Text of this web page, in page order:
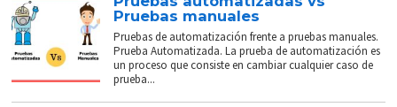
Pruebas manuales
Pruebas de automatización frente a pruebas manuales.
Prueba Automatizada. La prueba de automatización es
un proceso que consiste en cambiar cualquier caso de
prueba...